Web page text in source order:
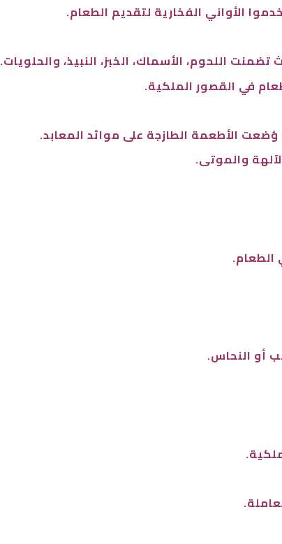
الأواني الفخارية لتقديم الطعام.
اللحوم، الأسماك، الخبز، النبيذ، والحلويات.
في القصور الملكية.
الأطعمة الطازجة على موائد المعابد.
والموتى.
الطعام.
أو النحاس.